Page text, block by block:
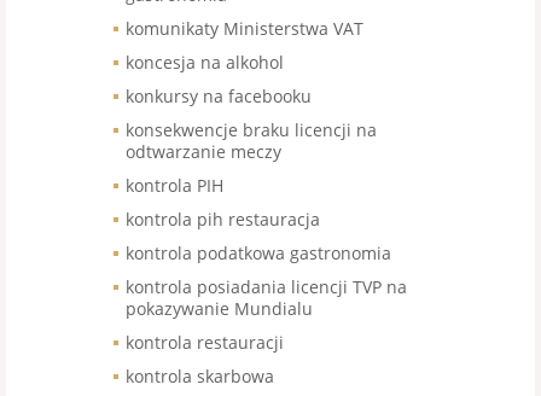
komunikaty Ministerstwa VAT
koncesja na alkohol
konkursy na facebooku
konsekwencje braku licencji na
odtwarzanie meczy
kontrola PIH
kontrola pih restauracja
kontrola podatkowa gastronomia
kontrola posiadania licencji TVP na
pokazywanie Mundialu
kontrola restauracji
kontrola skarbowa